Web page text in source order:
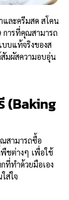
ละครีมสด สโคน
ารที่คุณสามารถ
บแท้จริงของส
สัมผัสความอบอุ่น
(Baking
สามารถซื้อ
ชต่างๆ เพื่อใช้
ที่ทำด้วยมือเอง
ส่ใจ